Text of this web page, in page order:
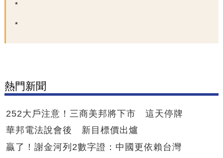
熱門新聞
252大戶注意！三商美邦將下市 這天停牌
華邦電法說會後 新目標價出爐
贏了！謝金河列2數字證：中國更依賴台灣